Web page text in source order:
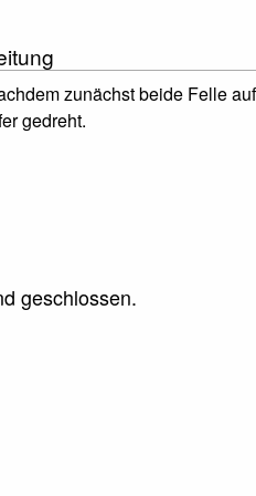
zunächst beide Felle
gedreht.
geschlossen.